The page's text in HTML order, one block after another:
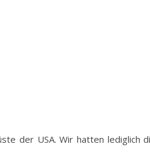
der USA. Wir hatten lediglich